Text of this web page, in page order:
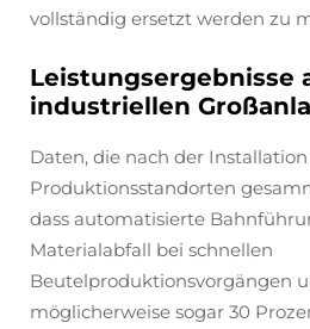
vollständig ersetzt werden zu
Leistungsergebnisse
industriellen
Daten, die nach der
Produktionsstandorten
dass automatisierte
Materialabfall bei schnellen
Beutelproduktionsvorgängen
möglicherweise sogar 30